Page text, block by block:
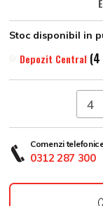
Stoc disponibil in
Depozit Central (4
Comenzi
0312 287 300